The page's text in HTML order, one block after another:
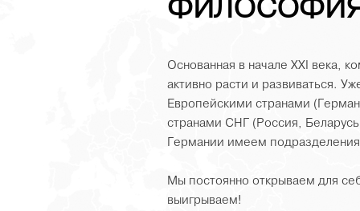
Основанная в начале ХХI века,
активно расти и развиваться.
Европейскими странами
странами СНГ (Россия,
Германии имеем
Мы постоянно открываем для
выигрываем!